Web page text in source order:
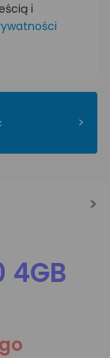
i
>
4GB